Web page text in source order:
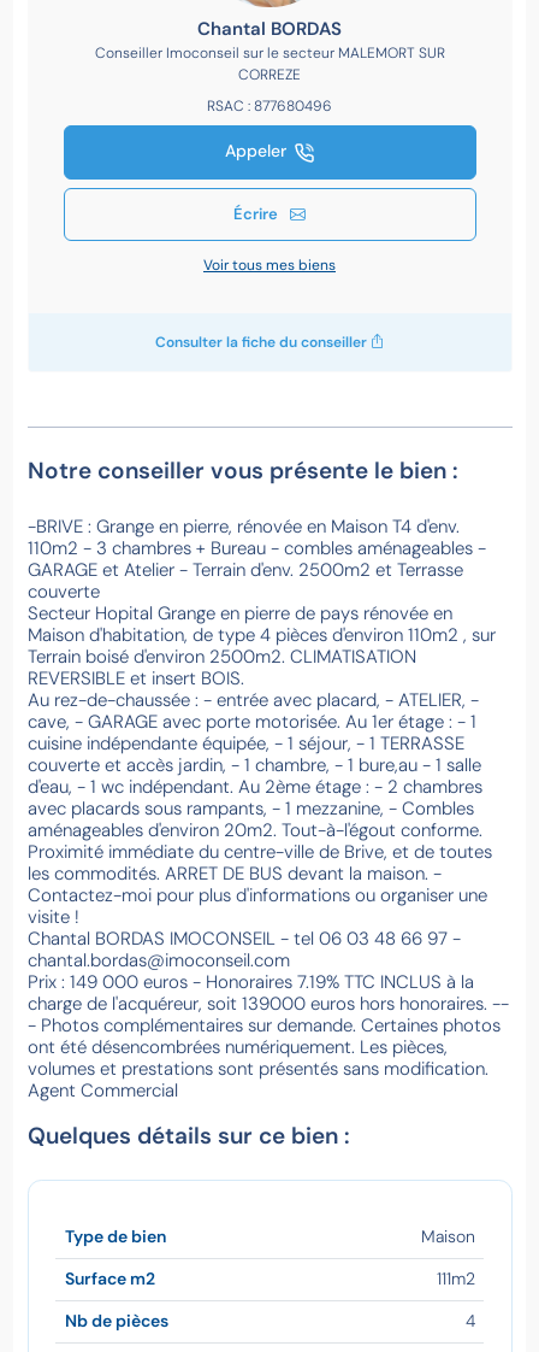
Chantal BORDAS
Conseiller Imoconseil sur le secteur MALEMORT SUR
CORREZE
RSAC : 877680496
Appeler
Écrire
Voir tous mes biens
Consulter la fiche du conseiller
Notre conseiller vous présente le bien :
-BRIVE : Grange en pierre, rénovée en Maison T4 d'env.
110m2 - 3 chambres + Bureau - combles aménageables -
GARAGE et Atelier - Terrain d'env. 2500m2 et Terrasse
couverte
Secteur Hopital Grange en pierre de pays rénovée en
Maison d'habitation, de type 4 pièces d'environ 110m2 , sur
Terrain boisé d'environ 2500m2. CLIMATISATION
REVERSIBLE et insert BOIS.
Au rez-de-chaussée : - entrée avec placard, - ATELIER, -
cave, - GARAGE avec porte motorisée. Au 1er étage : - 1
cuisine indépendante équipée, - 1 séjour, - 1 TERRASSE
couverte et accès jardin, - 1 chambre, - 1 bure,au - 1 salle
d'eau, - 1 wc indépendant. Au 2ème étage : - 2 chambres
avec placards sous rampants, - 1 mezzanine, - Combles
aménageables d'environ 20m2. Tout-à-l'égout conforme.
Proximité immédiate du centre-ville de Brive, et de toutes
les commodités. ARRET DE BUS devant la maison. -
Contactez-moi pour plus d'informations ou organiser une
visite !
Chantal BORDAS IMOCONSEIL - tel 06 03 48 66 97 -
chantal.bordas@imoconseil.com
Prix : 149 000 euros - Honoraires 7.19% TTC INCLUS à la
charge de l'acquéreur, soit 139000 euros hors honoraires. --
- Photos complémentaires sur demande. Certaines photos
ont été désencombrées numériquement. Les pièces,
volumes et prestations sont présentés sans modification.
Agent Commercial
Quelques détails sur ce bien :
Type de bien Maison
Surface m2 111m2
Nb de pièces 4